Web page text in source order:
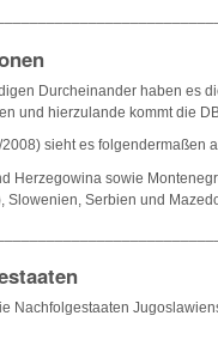
Durcheinander haben es
und hierzulande kommt die
2008) sieht es folgendermaßen
Herzegowina sowie
Slowenien, Serbien und
Nachfolgestaaten